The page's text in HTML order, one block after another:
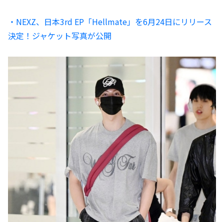
・NEXZ、日本3rd EP「Hellmate」を6月24日にリリース
決定！ジャケット写真が公開